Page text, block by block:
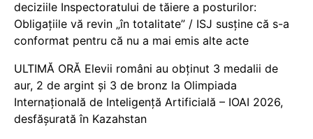
deciziile Inspectoratului de tăiere a posturilor:
Obligațiile vă revin „în totalitate” / ISJ susține că s-a
conformat pentru că nu a mai emis alte acte
ULTIMĂ ORĂ Elevii români au obținut 3 medalii de
aur, 2 de argint și 3 de bronz la Olimpiada
Internațională de Inteligență Artificială – IOAI 2026,
desfășurată în Kazahstan